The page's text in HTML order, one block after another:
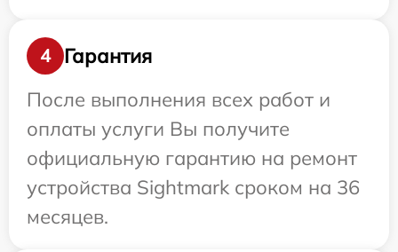
4
Гарантия
После выполнения всех работ и
оплаты услуги Вы получите
официальную гарантию на ремонт
устройства Sightmark сроком на 36
месяцев.